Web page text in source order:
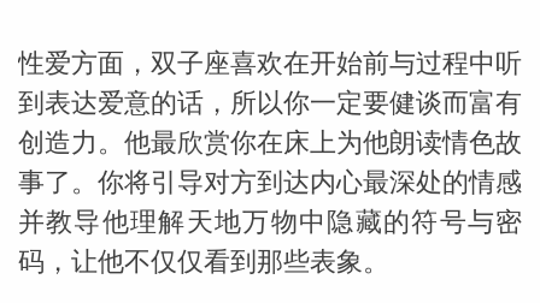
勒
性爱方面，双子座喜欢在开始前与过程中听
到表达爱意的话，所以你一定要健谈而富有
创造力。他最欣赏你在床上为他朗读情色故
事了。你将引导对方到达内心最深处的情感
并教导他理解天地万物中隐藏的符号与密
码，让他不仅仅看到那些表象。